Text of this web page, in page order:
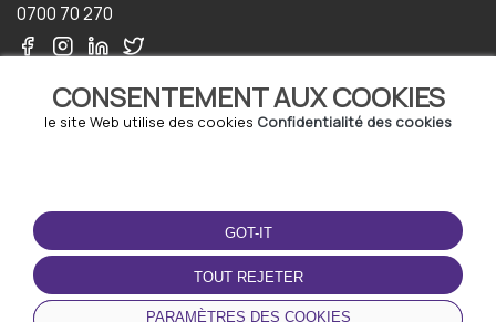
CONSENTEMENT AUX COOKIES
le site Web utilise des cookies Confidentialité des cookies
GOT-IT
TOUT REJETER
PARAMÈTRES DES COOKIES
0700 70 270
TERMS-OF-USE
Termes et conditions
Politique de confidentialité
Politique relative aux
cookies
TÉLÉCHARGEZ
L'APPLICATION